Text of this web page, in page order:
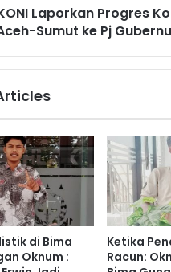
Laporkan Progres
Sumut ke Pj
di Bima
Oknum :
Ketika
Racun: